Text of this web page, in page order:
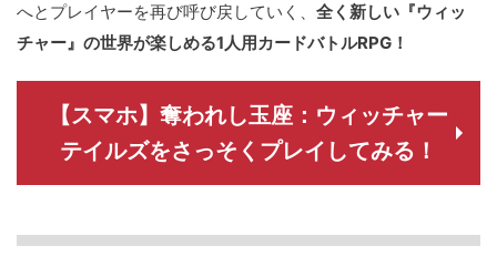
へとプレイヤーを再び呼び戻していく、 全く新しい『ウィッ
チャー』の世界が楽しめる1人用カードバトルRPG！
【スマホ】奪われし玉座：ウィッチャー
テイルズをさっそくプレイしてみる！